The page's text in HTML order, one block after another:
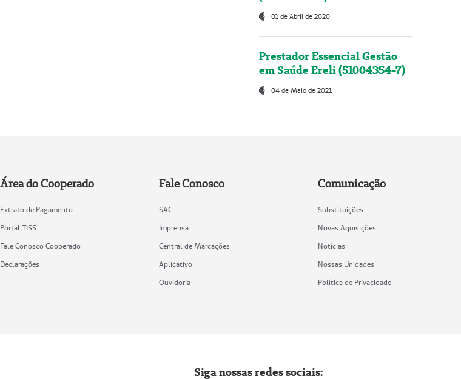
01 de Abril de 2020
Prestador Essencial Gestão
em Saúde Ereli (51004354-7)
04 de Maio de 2021
Área do Cooperado
Extrato de Pagamento
Portal TISS
Fale Conosco Cooperado
Declarações
Fale Conosco
SAC
Imprensa
Central de Marcações
Aplicativo
Ouvidoria
Comunicação
Substituições
Novas Aquisições
Notícias
Nossas Unidades
Política de Privacidade
Siga nossas redes sociais: